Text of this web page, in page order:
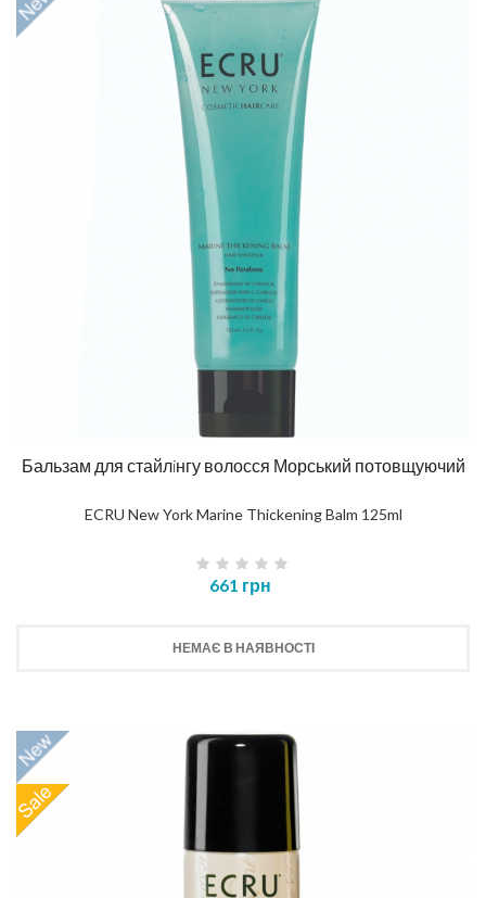
Бальзам для стайлiнгу волосся Морський потовщуючий
ECRU New York Marine Thickening Balm 125ml
661 грн
НЕМАЄ В НАЯВНОСТІ